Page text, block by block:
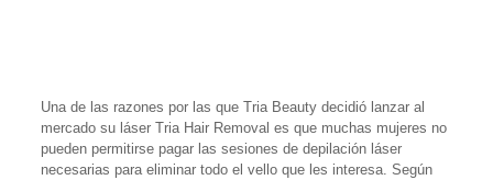
Una de las razones por las que Tria Beauty decidió lanzar al
mercado su láser Tria Hair Removal es que muchas mujeres no
pueden permitirse pagar las sesiones de depilación láser
necesarias para eliminar todo el vello que les interesa. Según